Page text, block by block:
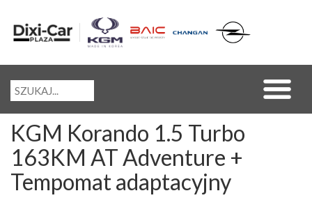
KGM Korando 1.5 Turbo
163KM AT Adventure +
Tempomat adaptacyjny